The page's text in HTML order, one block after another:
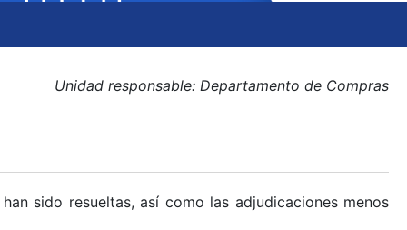
Unidad responsable: Departamento de Compras
sido resueltas, así como las adjudicaciones menos